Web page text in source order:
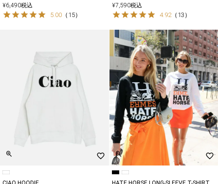
¥6,490税込
5.00 （ 15）
¥7,590税込
4.92（ 13 ）